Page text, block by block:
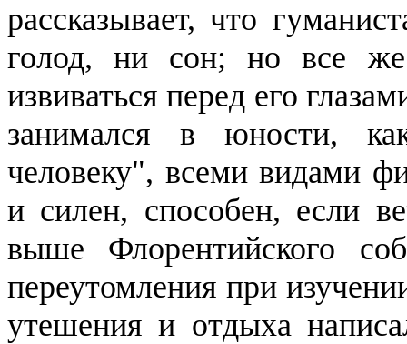
рассказывает, что
голод, ни сон; но все
извиваться перед его
занимался в юности,
человеку", всеми видами
и силен, способен, если
выше Флорентийского
переутомления при
утешения и отдыха